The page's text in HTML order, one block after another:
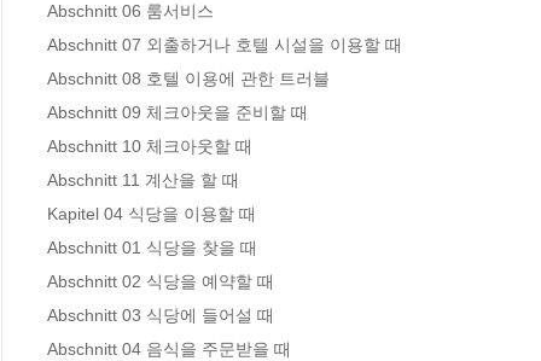
Abschnitt 06 룸서비스
Abschnitt 07 외출하거나 호텔 시설을 이용할 때
Abschnitt 08 호텔 이용에 관한 트러블
Abschnitt 09 체크아웃을 준비할 때
Abschnitt 10 체크아웃할 때
Abschnitt 11 계산을 할 때
Kapitel 04 식당을 이용할 때
Abschnitt 01 식당을 찾을 때
Abschnitt 02 식당을 예약할 때
Abschnitt 03 식당에 들어설 때
Abschnitt 04 음식을 주문받을 때